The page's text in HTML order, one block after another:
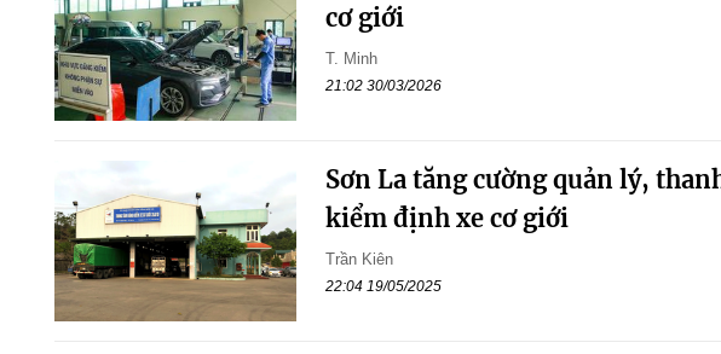
cơ giới
T. Minh
21:02 30/03/2026
Sơn La tăng cường quản lý,
kiểm định xe cơ giới
Trần Kiên
22:04 19/05/2025